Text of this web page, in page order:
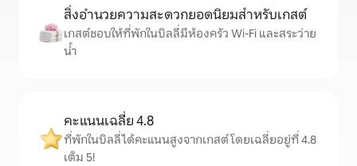
สิ่งอำนวยความสะดวกยอดนิยมสำหรับเกสต์
เกสต์ชอบให้ที่พักในบิลลี่มีห้องครัว Wi-Fi และสระว่าย
น้ำ
คะแนนเฉลี่ย 4.8
ที่พักในบิลลี่ได้คะแนนสูงจากเกสต์ โดยเฉลี่ยอยู่ที่ 4.8
เต็ม 5!